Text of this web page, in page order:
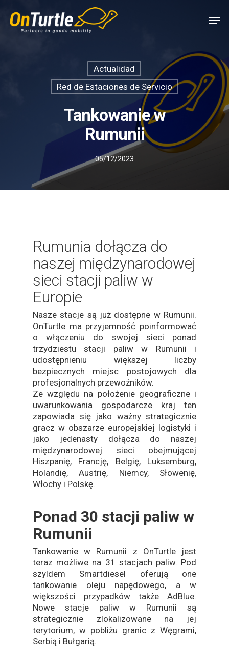
main
Actualidad
Red de Estaciones de Servicio
Tankowanie w
Rumunii
05/12/2023
Rumunia dołącza do
naszej międzynarodowej
sieci stacji paliw w
Europie
Nasze stacje są już dostępne w Rumunii.
OnTurtle ma przyjemność poinformować
o włączeniu do swojej sieci ponad
trzydziestu stacji paliw w Rumunii i
udostępnieniu większej liczby
bezpiecznych miejsc postojowych dla
profesjonalnych przewoźników.
Ze względu na położenie geograficzne i
uwarunkowania gospodarcze kraj ten
zapowiada się jako ważny strategicznie
gracz w obszarze europejskiej logistyki i
jako jedenasty dołącza do naszej
międzynarodowej sieci obejmującej
Hiszpanię, Francję, Belgię, Luksemburg,
Holandię, Austrię, Niemcy, Słowenię,
Włochy i Polskę.
Ponad 30 stacji paliw w
Rumunii
Tankowanie w Rumunii z OnTurtle jest
teraz możliwe na 31 stacjach paliw. Pod
szyldem Smartdiesel oferują one
tankowanie oleju napędowego, a w
większości przypadków także AdBlue.
Nowe stacje paliw w Rumunii są
strategicznie zlokalizowane na jej
terytorium, w pobliżu granic z Węgrami,
Serbią i Bułgarią.